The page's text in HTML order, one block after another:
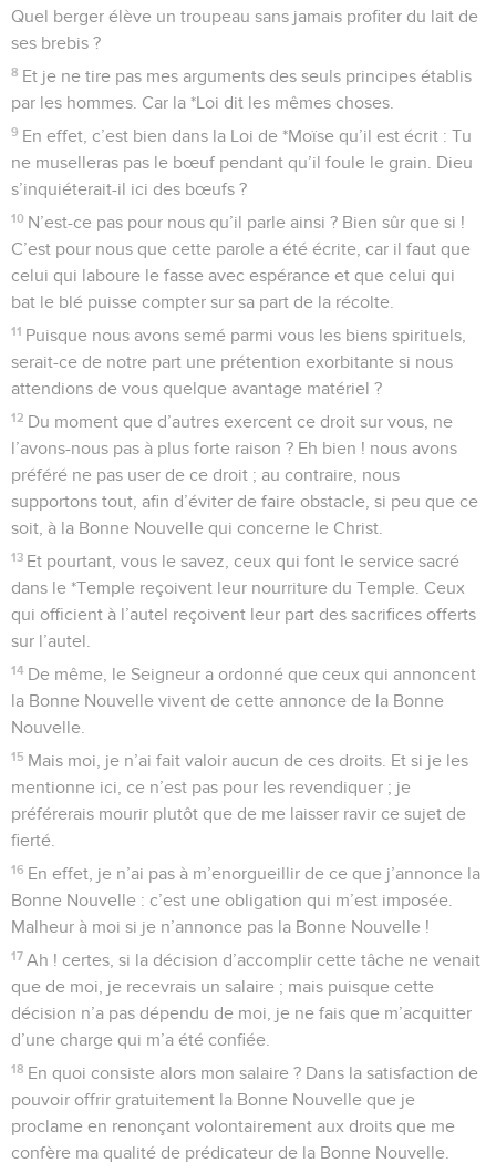
Quel berger élève un troupeau sans jamais profiter du lait de
ses brebis ?
8 Et je ne tire pas mes arguments des seuls principes établis
par les hommes. Car la *Loi dit les mêmes choses.
9 En effet, c’est bien dans la Loi de *Moïse qu’il est écrit : Tu
ne muselleras pas le bœuf pendant qu’il foule le grain. Dieu
s’inquiéterait-il ici des bœufs ?
10 N’est-ce pas pour nous qu’il parle ainsi ? Bien sûr que si !
C’est pour nous que cette parole a été écrite, car il faut que
celui qui laboure le fasse avec espérance et que celui qui
bat le blé puisse compter sur sa part de la récolte.
11 Puisque nous avons semé parmi vous les biens spirituels,
serait-ce de notre part une prétention exorbitante si nous
attendions de vous quelque avantage matériel ?
12 Du moment que d’autres exercent ce droit sur vous, ne
l’avons-nous pas à plus forte raison ? Eh bien ! nous avons
préféré ne pas user de ce droit ; au contraire, nous
supportons tout, afin d’éviter de faire obstacle, si peu que ce
soit, à la Bonne Nouvelle qui concerne le Christ.
13 Et pourtant, vous le savez, ceux qui font le service sacré
dans le *Temple reçoivent leur nourriture du Temple. Ceux
qui officient à l’autel reçoivent leur part des sacrifices offerts
sur l’autel.
14 De même, le Seigneur a ordonné que ceux qui annoncent
la Bonne Nouvelle vivent de cette annonce de la Bonne
Nouvelle.
15 Mais moi, je n’ai fait valoir aucun de ces droits. Et si je les
mentionne ici, ce n’est pas pour les revendiquer ; je
préférerais mourir plutôt que de me laisser ravir ce sujet de
fierté.
16 En effet, je n’ai pas à m’enorgueillir de ce que j’annonce la
Bonne Nouvelle : c’est une obligation qui m’est imposée.
Malheur à moi si je n’annonce pas la Bonne Nouvelle !
17 Ah ! certes, si la décision d’accomplir cette tâche ne venait
que de moi, je recevrais un salaire ; mais puisque cette
décision n’a pas dépendu de moi, je ne fais que m’acquitter
d’une charge qui m’a été confiée.
18 En quoi consiste alors mon salaire ? Dans la satisfaction de
pouvoir offrir gratuitement la Bonne Nouvelle que je
proclame en renonçant volontairement aux droits que me
confère ma qualité de prédicateur de la Bonne Nouvelle.